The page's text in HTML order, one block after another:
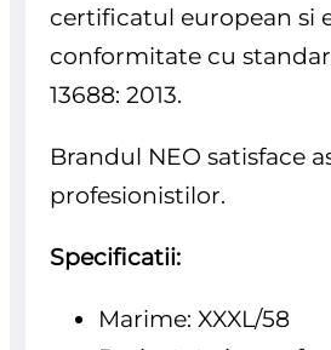
certificatul european si
conformitate cu
13688: 2013.
Brandul NEO satisface
profesionistilor.
Specificatii:
Marime: XXXL/58